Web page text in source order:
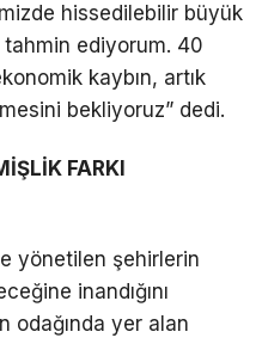
hissedilebilir büyük
tahmin ediyorum. 40
kaybın, artık
bekliyoruz” dedi.
FARKI
yönetilen şehirlerin
inandığını
odağında yer alan